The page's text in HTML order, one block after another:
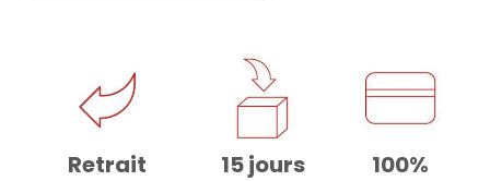
Retrait 15 jours 100%